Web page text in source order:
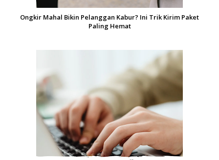
Ongkir Mahal Bikin Pelanggan Kabur? Ini Trik Kirim Paket
Paling Hemat